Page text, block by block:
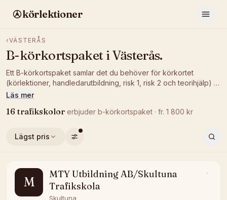
körlektioner
‹VÄSTERÅS
B-körkortspaketiVästerås.
Ett B-körkortspaket samlar det du behöver för körkortet
(körlektioner, handledarutbildning, risk 1, risk 2 och teorihjälp) till
ett fast pris. Jämför pris och betyg hos trafikskolor i Västerås
Läs mer
16 trafikskolor erbjuder b-körkortspaket · fr. 1 800 kr
Lägst pris
M
MTY Utbildning AB/Skultuna
Trafikskola
Skultuna